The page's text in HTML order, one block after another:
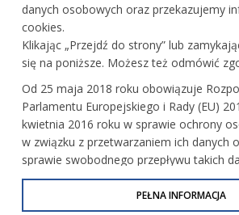
OGÓLNOPOLSKI TURNIEJ
SKRZATEK I SKRZATÓW. KORTY
TENISOWEGO ACT SPORT
danych osobowych oraz przekazujemy
cookies.
Klikając „Przejdź do strony” lub
się na poniższe. Możesz też odmówić
Od 25 maja 2018 roku obowiązuje
Parlamentu Europejskiego i Rady (EU)
kwietnia 2016 roku w sprawie ochrony
w związku z przetwarzaniem ich danych
sprawie swobodnego przepływu takich
uchylenia dyrektywy 95/46/WE
lub Ogólne Rozporządzenie o Ochronie
PEŁNA INFORMACJA